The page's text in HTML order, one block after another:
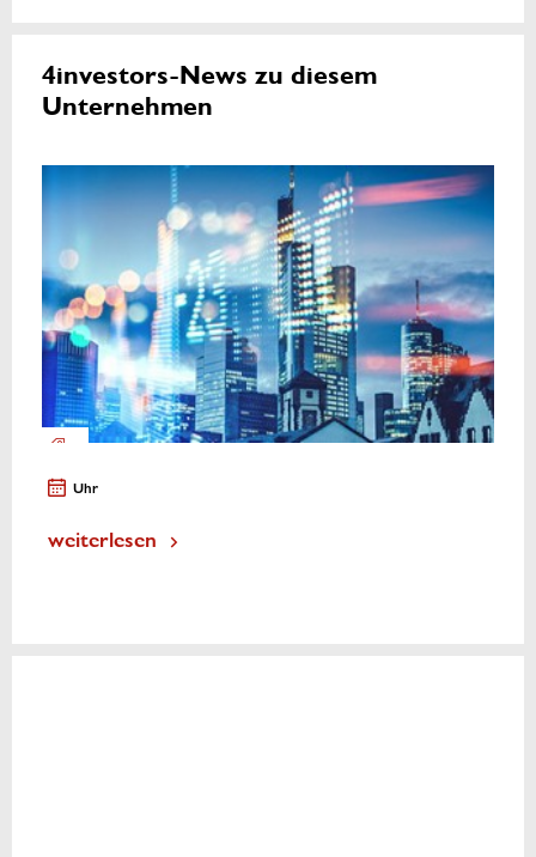
4investors-News zu diesem
Unternehmen
Uhr
weiterlesen